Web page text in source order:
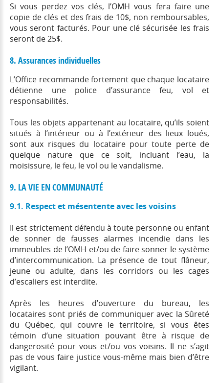
Si vous perdez vos clés, l’OMH vous fera faire une
copie de clés et des frais de 10$, non remboursables,
vous seront facturés. Pour une clé sécurisée les frais
seront de 25$.
8. Assurances individuelles
L’Office recommande fortement que chaque locataire
détienne une police d’assurance feu, vol et
responsabilités.
Tous les objets appartenant au locataire, qu’ils soient
situés à l’intérieur ou à l’extérieur des lieux loués,
sont aux risques du locataire pour toute perte de
quelque nature que ce soit, incluant l’eau, la
moisissure, le feu, le vol ou le vandalisme.
9. LA VIE EN COMMUNAUTÉ
9.1. Respect et mésentente avec les voisins
Il est strictement défendu à toute personne ou enfant
de sonner de fausses alarmes incendie dans les
immeubles de l’OMH et/ou de faire sonner le système
d’intercommunication. La présence de tout flâneur,
jeune ou adulte, dans les corridors ou les cages
d’escaliers est interdite.
Après les heures d’ouverture du bureau, les
locataires sont priés de communiquer avec la Sûreté
du Québec, qui couvre le territoire, si vous êtes
témoin d’une situation pouvant être à risque de
dangerosité pour vous et/ou vos voisins. Il ne s’agit
pas de vous faire justice vous-même mais bien d’être
vigilant.